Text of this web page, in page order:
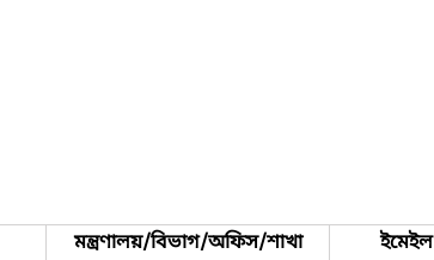
মন্ত্রণালয়/বিভাগ/অফিস/শাখা ইমেইল